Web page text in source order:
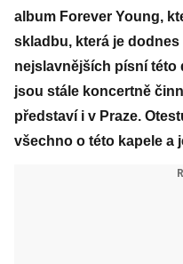
album Forever Young,
skladbu, která je
nejslavnějších písní této
jsou stále koncertně
představí i v Praze.
všechno o této kapele a